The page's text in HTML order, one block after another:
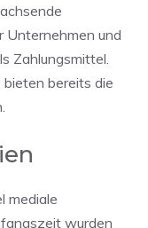
Unternehmen und
Zahlungsmittel.
bereits die
mediale
wurden